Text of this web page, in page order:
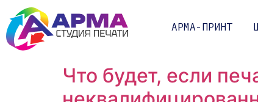
АРМА-ПРИНТ
Что будет, если